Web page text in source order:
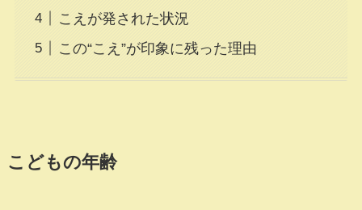
こえが発された状況
この“こえ”が印象に残った理由
こどもの年齢